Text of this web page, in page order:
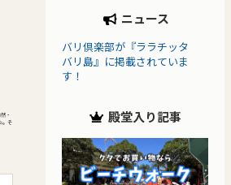
・
。そ
ニュース
バリ倶楽部が『ララチッタ
バリ島』に掲載されていま
す！
殿堂入り記事